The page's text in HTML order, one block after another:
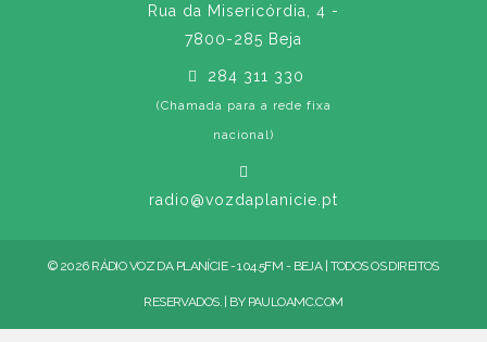
Rua da Misericórdia, 4 -
7800-285 Beja
284 311 330
(Chamada para a rede fixa
nacional)
radio@vozdaplanicie.pt
© 2026 RÁDIO VOZ DA PLANÍCIE - 104.5FM - BEJA | TODOS OS DIREITOS
RESERVADOS. | BY PAULOAMC.COM